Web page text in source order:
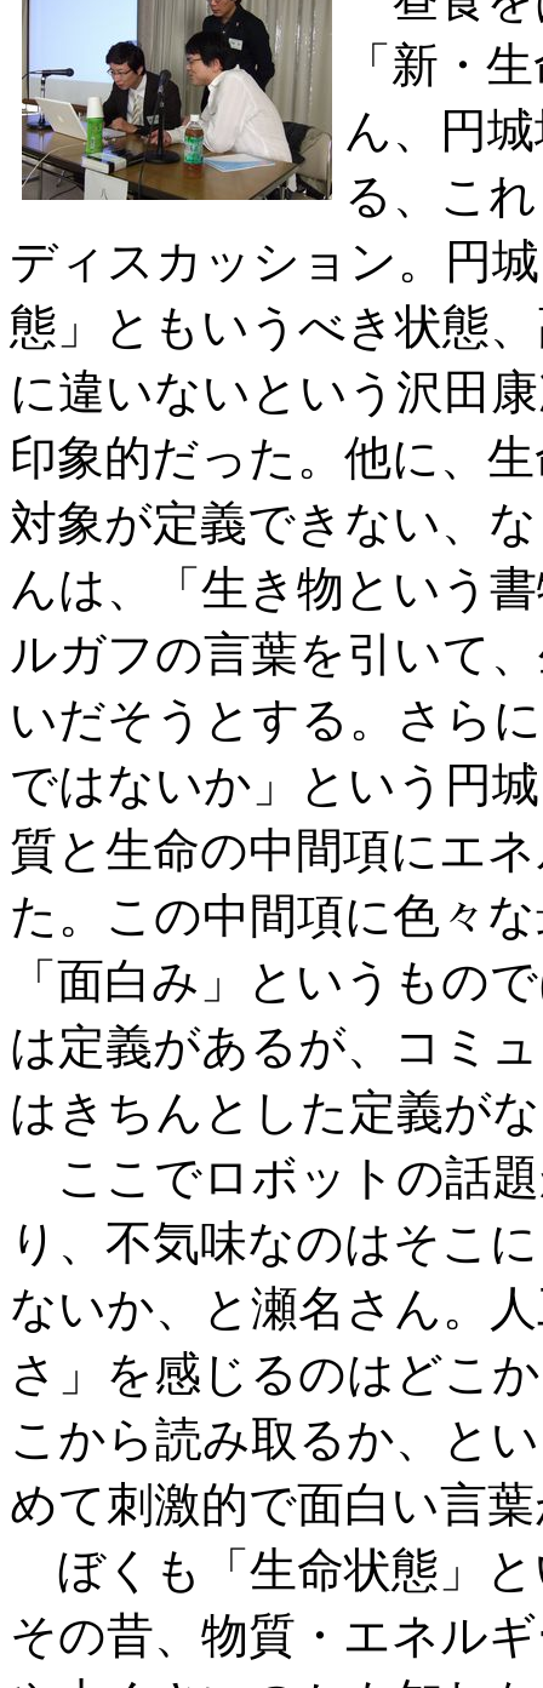
「新・
ん、円
る、こ
ディスカッション。円
態」ともいうべき状態
に違いないという沢田
印象的だった。他に、
対象が定義できない、
んは、「生き物という
ルガフの言葉を引いて
いだそうとする。さら
ではないか」という円
質と生命の中間項にエ
た。この中間項に色々
「面白み」というもの
は定義があるが、コミ
はきちんとした定義が
ここでロボットの話
り、不気味なのはそこ
ないか、と瀬名さん。
さ」を感じるのはどこ
こから読み取るか、と
めて刺激的で面白い言
ぼくも「生命状態」
その昔、物質・エネル